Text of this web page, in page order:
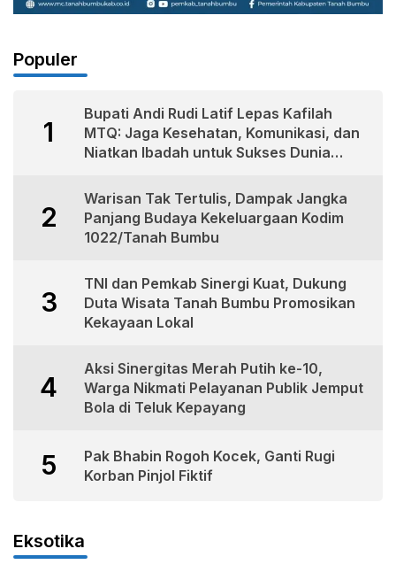
Populer
1
Bupati Andi Rudi Latif Lepas Kafilah
MTQ: Jaga Kesehatan, Komunikasi, dan
Niatkan Ibadah untuk Sukses Dunia
2
Warisan Tak Tertulis, Dampak Jangka
Panjang Budaya Kekeluargaan Kodim
1022/Tanah Bumbu
3
TNI dan Pemkab Sinergi Kuat, Dukung
Duta Wisata Tanah Bumbu Promosikan
Kekayaan Lokal
4
Aksi Sinergitas Merah Putih ke-10,
Warga Nikmati Pelayanan Publik Jemput
Bola di Teluk Kepayang
5
Pak Bhabin Rogoh Kocek, Ganti Rugi
Korban Pinjol Fiktif
Eksotika